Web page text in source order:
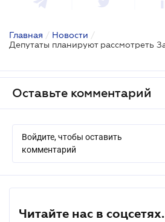
Главная / Новости /
Оставьте комментарий
Войдите, чтобы оставить
комментарий
Читайте нас в соцсетях.